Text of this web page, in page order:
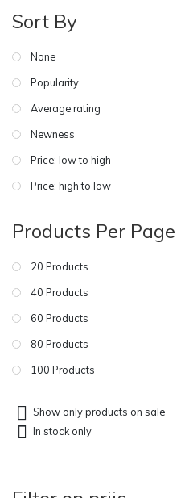
Sort By
None
Popularity
Average rating
Newness
Price: low to high
Price: high to low
Products Per Page
20 Products
40 Products
60 Products
80 Products
100 Products
Show only products on sale
In stock only